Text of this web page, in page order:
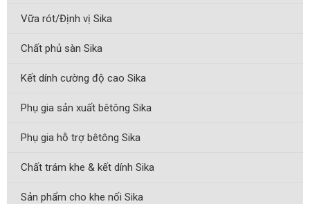
Vữa rót/Định vị Sika
Chất phủ sàn Sika
Kết dính cường độ cao Sika
Phụ gia sản xuất bêtông Sika
Phụ gia hỗ trợ bêtông Sika
Chất trám khe & kết dính Sika
Sản phẩm cho khe nối Sika